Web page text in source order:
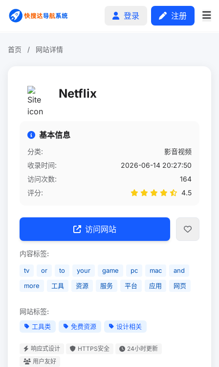
登录 注册
分类排行
自助广告
首页 / 网站详情
Netflix
基本信息
分类:
影音视频
收录时间:
2026-06-14 20:27:50
访问次数:
164
评分:
4.5
访问网站
内容标签:
tv or to your game pc mac
and
more
工具 资源 服务 平台 应用 网页
网站标签:
工具类 免费资源 设计相关
响应式设计 HTTPS安全
24小时更新
用户友好